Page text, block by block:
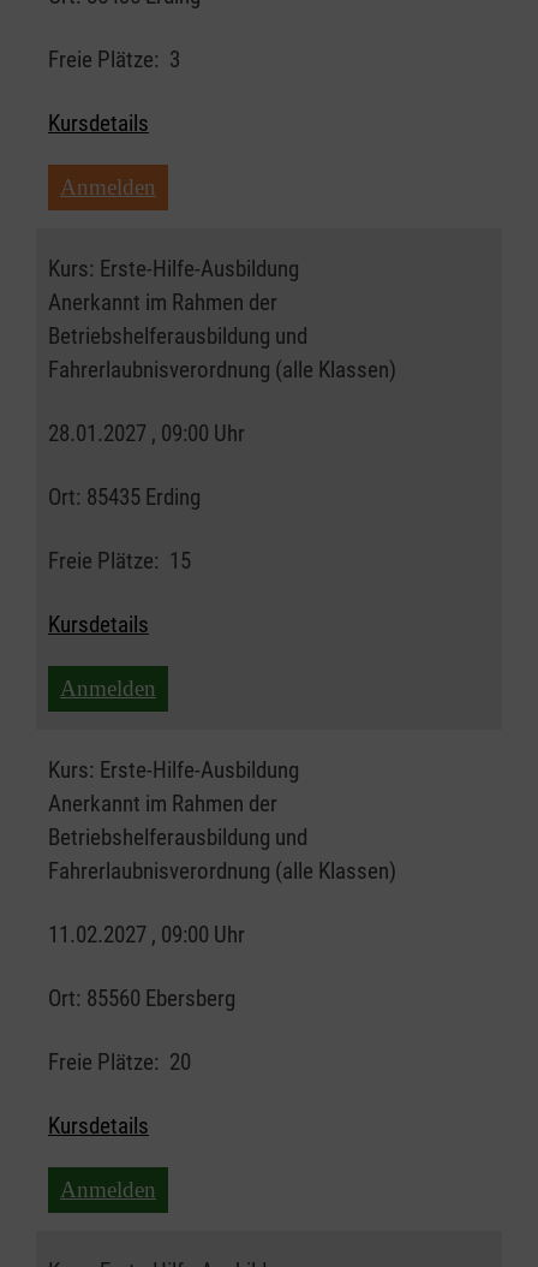
Freie Plätze: 3
Kursdetails
Anmelden
Kurs: Erste-Hilfe-Ausbildung
Anerkannt im Rahmen der
Betriebshelferausbildung und
Fahrerlaubnisverordnung (alle Klassen)
28.01.2027 , 09:00 Uhr
Ort: 85435 Erding
Freie Plätze: 15
Kursdetails
Anmelden
Kurs: Erste-Hilfe-Ausbildung
Anerkannt im Rahmen der
Betriebshelferausbildung und
Fahrerlaubnisverordnung (alle Klassen)
11.02.2027 , 09:00 Uhr
Ort: 85560 Ebersberg
Freie Plätze: 20
Kursdetails
Anmelden